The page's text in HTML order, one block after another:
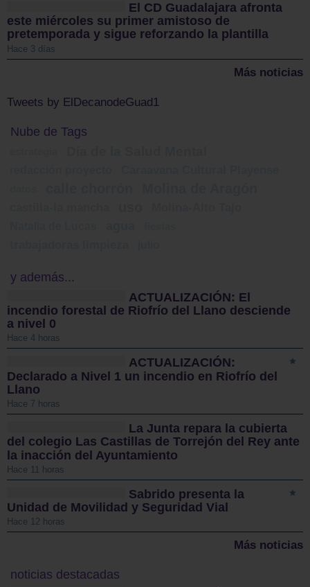
El CD Guadalajara afronta
este miércoles su primer amistoso de
pretemporada y sigue reforzando la plantilla
Hace 3 días
Más noticias
Tweets by ElDecanodeGuad1
Nube de Tags
y además...
ACTUALIZACIÓN: El
incendio forestal de Riofrío del Llano desciende
a nivel 0
Hace 4 horas
ACTUALIZACIÓN:
Declarado a Nivel 1 un incendio en Riofrío del
Llano
Hace 7 horas
La Junta repara la cubierta
del colegio Las Castillas de Torrejón del Rey ante
la inacción del Ayuntamiento
Hace 11 horas
Sabrido presenta la
Unidad de Movilidad y Seguridad Vial
Hace 12 horas
Más noticias
noticias destacadas